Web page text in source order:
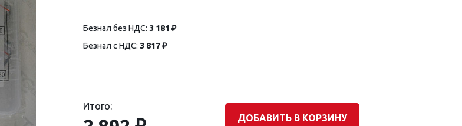
Безнал без НДС: 3 181 ₽
Безнал с НДС: 3 817 ₽
Итого:
ДОБАВИТЬ В КОРЗИНУ